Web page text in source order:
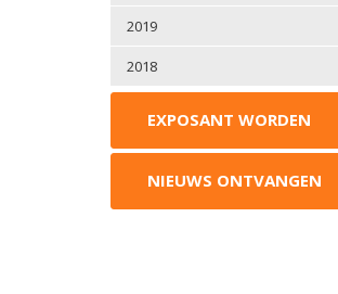
2019
2018
EXPOSANT WORDEN
NIEUWS ONTVANGEN